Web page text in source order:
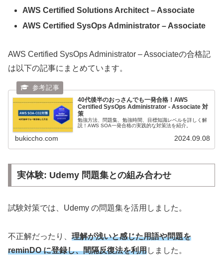
AWS Certified Solutions Architect – Associate
AWS Certified SysOps Administrator – Associate
AWS Certified SysOps Administrator – Associateの合格記
は以下の記事にまとめています。
40代後半のおっさんでも一発合格！AWS
Certified SysOps Administrator - Associate 対
策
勉強方法、問題集、勉強時間、目標知識レベルを詳しく解
説！AWS SOA一発合格の実践的な対策法を紹介。
bukiccho.com 2024.09.08
実体験: Udemy 問題集との組み合わせ
試験対策では、Udemy の問題集を活用しました。
不正解だったり、 理解が浅いと感じた用語や問題を
reminDO に登録し、間隔反復法を利用しました。